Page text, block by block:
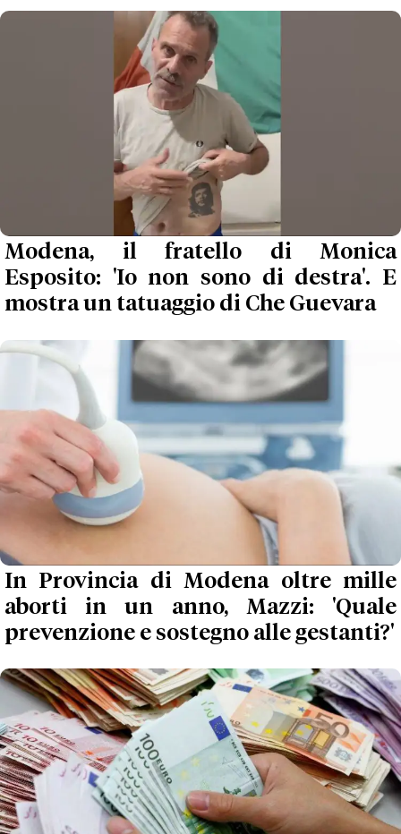
Modena, il fratello di Monica
Esposito: 'Io non sono di destra'. E
mostra un tatuaggio di Che Guevara
In Provincia di Modena oltre mille
aborti in un anno, Mazzi: 'Quale
prevenzione e sostegno alle gestanti?'